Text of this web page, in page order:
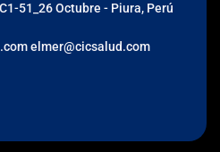
51_26 Octubre - Piura, Perú
elmer@cicsalud.com